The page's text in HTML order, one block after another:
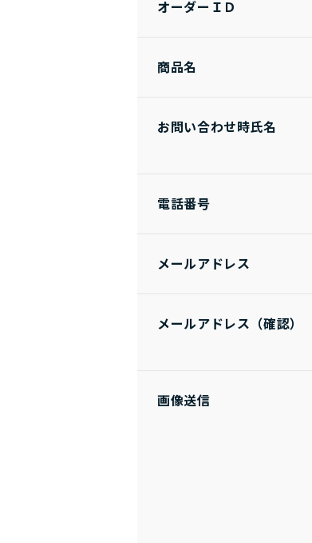
オーダーＩＤ
商品名
お問い合わせ時氏名
電話番号
メールアドレス
メールアドレス（確認）
画像送信